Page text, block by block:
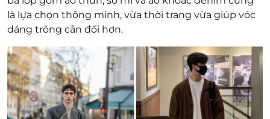
là lựa chọn thông minh, vừa thời trang vừa giúp vóc
dáng trông cân đối hơn.